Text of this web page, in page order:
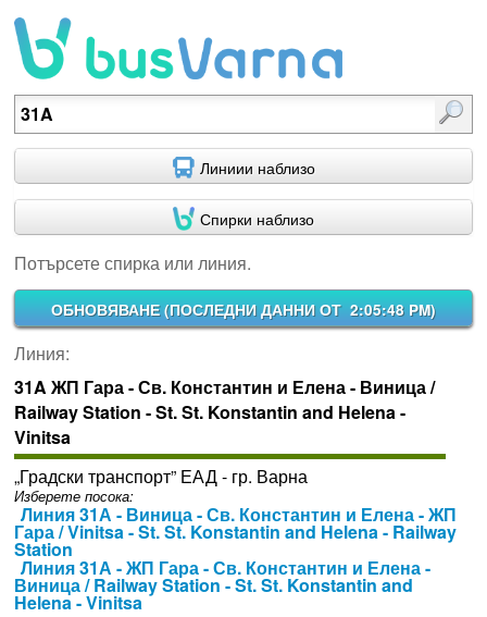
Потърсете спирка или линия.
Линиии наблизо
Спирки наблизо
Потърсете спирка или линия.
ОБНОВЯВАНЕ (ПОСЛЕДНИ ДАННИ ОТ 2:05:48 PM)
Линия:
31A ЖП Гара - Св. Константин и Елена - Виница /
Railway Station - St. St. Konstantin and Helena -
Vinitsa
„Градски транспорт” ЕАД - гр. Варна
Изберете посока:
Линия 31А - Виница - Св. Константин и Елена - ЖП
Гара / Vinitsa - St. St. Konstantin and Helena - Railway
Station
Линия 31А - ЖП Гара - Св. Константин и Елена -
Виница / Railway Station - St. St. Konstantin and
Helena - Vinitsa